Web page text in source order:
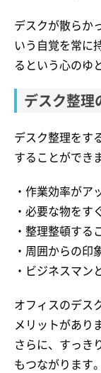
デスクが散らか
いう自覚を常に
るという心のゆ
デスク整理
デスク整理をす
することができ
・作業効率がア
・必要な物をす
・整理整頓する
・周囲からの印
・ビジネスマン
オフィスのデス
メリットがあり
さらに、すっき
もつながります。